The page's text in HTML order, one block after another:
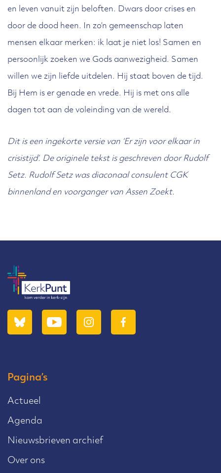
en leven vanuit zijn beloften. Dwars door crises en
door de dood heen. In zo’n gemeenschap laten
mensen elkaar merken: ik laat je niet los! Samen en
persoonlijk zoeken we Gods aanwezigheid. Samen
willen we zijn liefde uitdelen. Hij staat boven de tijd.
Bij Hem is er genade en vrede. Hij is met ons alle
dagen tot aan de voleinding van de wereld.
Dit is een ingekorte versie van ‘Er zijn voor elkaar in
crisistijd’. De originele tekst is geschreven door Rudolf
Setz. Rudolf Setz was diaconaal consulent CGK
binnenland en voorganger van Assen Zoekt.
Pagina’s
Actueel
Agenda
Nieuwsbrieven archief
Over ons